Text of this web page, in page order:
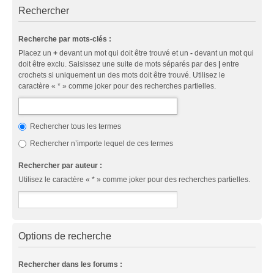
Rechercher
Recherche par mots-clés :
Placez un + devant un mot qui doit être trouvé et un - devant un mot qui
doit être exclu. Saisissez une suite de mots séparés par des | entre
crochets si uniquement un des mots doit être trouvé. Utilisez le
caractère « * » comme joker pour des recherches partielles.
Rechercher tous les termes
Rechercher n’importe lequel de ces termes
Rechercher par auteur :
Utilisez le caractère « * » comme joker pour des recherches partielles.
Options de recherche
Rechercher dans les forums :